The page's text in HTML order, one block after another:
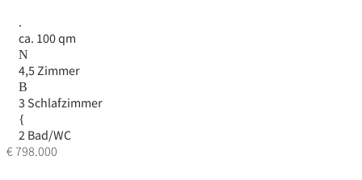
ca. 100 qm
4,5 Zimmer
3 Schlafzimmer
2 Bad/WC
€ 798.000